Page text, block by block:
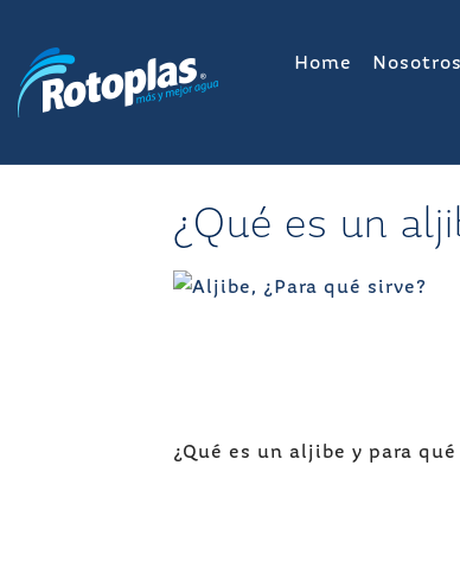
contenido
Home Nosotros
¿Qué es un
Navegación
¿Qué es un aljibe y para qué